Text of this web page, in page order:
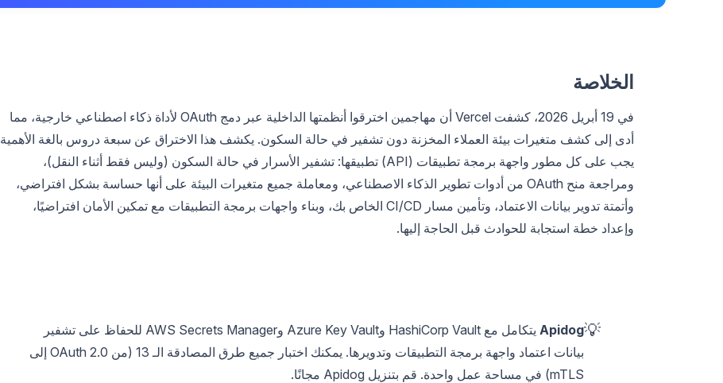
الخلاصة
في 19 أبريل 2026، كشفت Vercel أن مهاجمين اخترقوا أنظمتها الداخلية عبر دمج OAuth لأداة ذكاء اصطناعي خارجية، مما
أدى إلى كشف متغيرات بيئة العملاء المخزنة دون تشفير في حالة السكون. يكشف هذا الاختراق عن سبعة دروس بالغة الأهمية
يجب على كل مطور واجهة برمجة تطبيقات (API) تطبيقها: تشفير الأسرار في حالة السكون (وليس فقط أثناء النقل)،
ومراجعة منح OAuth من أدوات تطوير الذكاء الاصطناعي، ومعاملة جميع متغيرات البيئة على أنها حساسة بشكل افتراضي،
وأتمتة تدوير بيانات الاعتماد، وتأمين مسار CI/CD الخاص بك، وبناء واجهات برمجة التطبيقات مع تمكين الأمان افتراضيًا،
وإعداد خطة استجابة للحوادث قبل الحاجة إليها.
💡
Apidog
يتكامل مع HashiCorp Vault وAzure Key Vault وAWS Secrets Manager للحفاظ على تشفير
بيانات اعتماد واجهة برمجة التطبيقات وتدويرها. يمكنك اختبار جميع طرق المصادقة الـ 13 (من OAuth 2.0 إلى
mTLS) في مساحة عمل واحدة. قم بتنزيل Apidog مجانًا.